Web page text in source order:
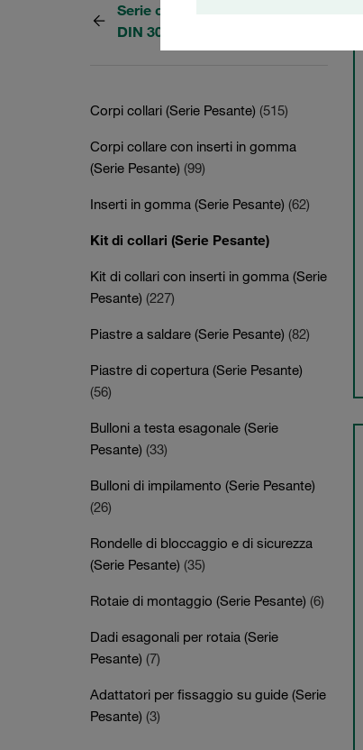
Serie collari pesanti secondo
DIN 3015, parte 2
Corpi collari (Serie Pesante) (515)
Corpi collare con inserti in gomma
(Serie Pesante) (99)
Inserti in gomma (Serie Pesante) (62)
Kit di collari (Serie Pesante)
Kit di collari con inserti in gomma (Serie
Pesante) (227)
Piastre a saldare (Serie Pesante) (82)
Piastre di copertura (Serie Pesante)
(56)
Bulloni a testa esagonale (Serie
Pesante) (33)
Bulloni di impilamento (Serie Pesante)
(26)
Rondelle di bloccaggio e di sicurezza
(Serie Pesante) (35)
Rotaie di montaggio (Serie Pesante) (6)
Dadi esagonali per rotaia (Serie
Pesante) (7)
Adattatori per fissaggio su guide (Serie
Pesante) (3)